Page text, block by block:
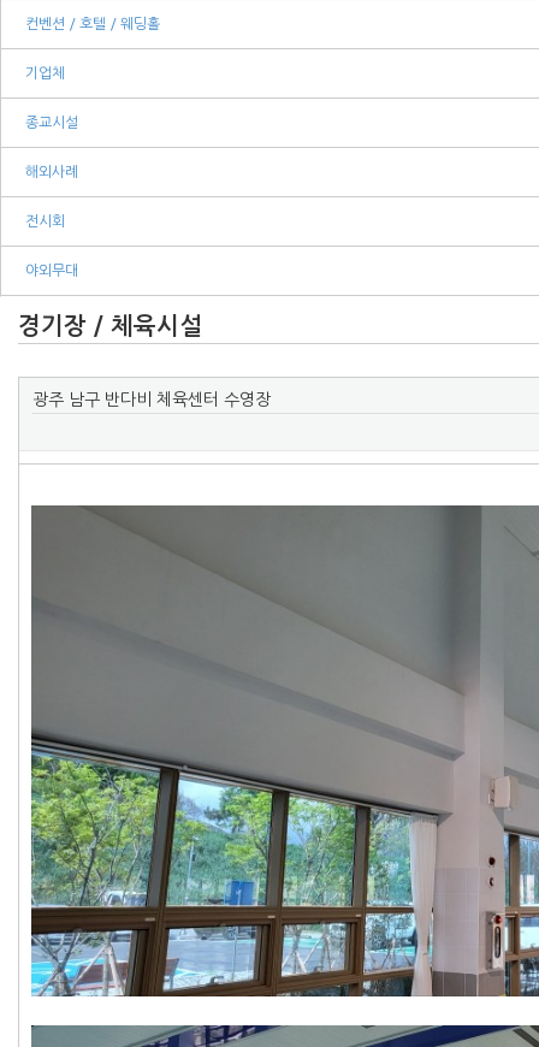
컨벤션 / 호텔 / 웨딩홀
기업체
종교시설
해외사례
전시회
야외무대
경기장 / 체육시설
광주 남구 반다비 체육센터 수영장